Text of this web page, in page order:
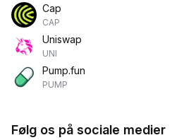
Cap
CAP
Uniswap
UNI
Pump.fun
PUMP
Følg os på sociale medier